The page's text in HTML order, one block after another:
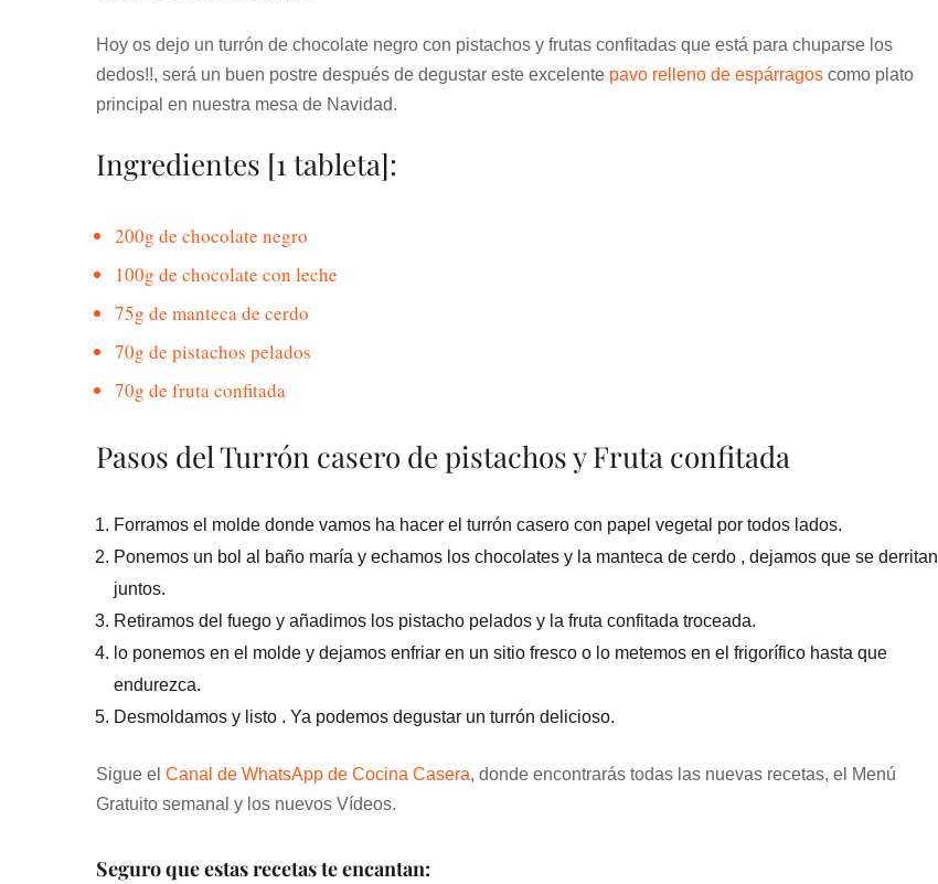
Hoy os dejo un turrón de chocolate negro con pistachos y frutas confitadas que está para chuparse los
dedos!!, será un buen postre después de degustar este excelente pavo relleno de espárragos como plato
principal en nuestra mesa de Navidad.
Ingredientes [1 tableta]:
200g de chocolate negro
100g de chocolate con leche
75g de manteca de cerdo
70g de pistachos pelados
70g de fruta confitada
Pasos del Turrón casero de pistachos y Fruta confitada
Forramos el molde donde vamos ha hacer el turrón casero con papel vegetal por todos lados.
Ponemos un bol al baño maría y echamos los chocolates y la manteca de cerdo , dejamos que se derritan
juntos.
Retiramos del fuego y añadimos los pistacho pelados y la fruta confitada troceada.
lo ponemos en el molde y dejamos enfriar en un sitio fresco o lo metemos en el frigorífico hasta que
endurezca.
Desmoldamos y listo . Ya podemos degustar un turrón delicioso.
Sigue el Canal de WhatsApp de Cocina Casera, donde encontrarás todas las nuevas recetas, el Menú
Gratuito semanal y los nuevos Vídeos.
Seguro que estas recetas te encantan: